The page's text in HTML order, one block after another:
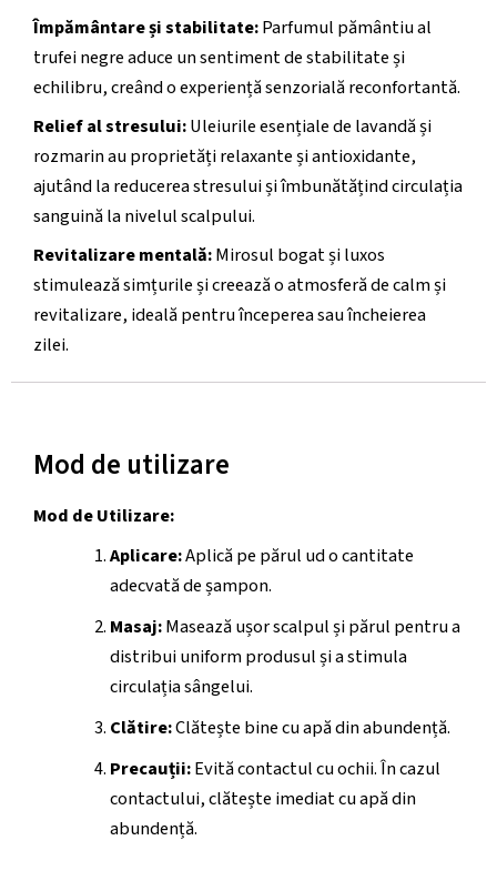
Împământare și stabilitate:Parfumul pământiu al
trufei negre aduce un sentiment de stabilitate și
echilibru, creând o experiență senzorială reconfortantă.
Relief al stresului:Uleiurile esențiale de lavandă și
rozmarin au proprietăți relaxante și antioxidante,
ajutând la reducerea stresului și îmbunătățind circulația
sanguină la nivelul scalpului.
Revitalizare mentală:Mirosul bogat și luxos
stimulează simțurile și creează o atmosferă de calm și
revitalizare, ideală pentru începerea sau încheierea
zilei.
Mod de utilizare
Mod de Utilizare:
Aplicare:Aplică pe părul ud o cantitate
adecvată de șampon.
Masaj:Masează ușor scalpul și părul pentru a
distribui uniform produsul și a stimula
circulația sângelui.
Clătire:Clătește bine cu apă din abundență.
Precauții:Evită contactul cu ochii. În cazul
contactului, clătește imediat cu apă din
abundență.